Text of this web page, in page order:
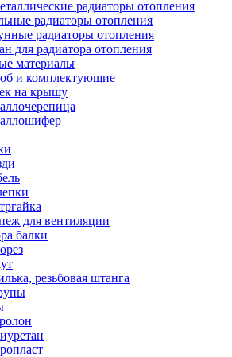
радиаторы отопления
радиаторы отопления
радиаторы отопления
для радиатора отопления
материалы
и комплектующие
на крышу
для вентиляции
балки
резьбовая штанга